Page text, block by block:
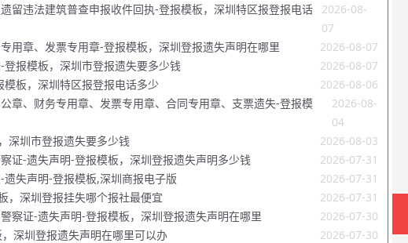
留违法建筑普查申报收件回执-登报模板，深圳特区报登报电话
2026-08-
07
用章、发票专用章-登报模板，深圳登报遗失声明在哪里
2026-08-07
登报模板，深圳市登报遗失要多少钱
2026-08-07
模板，深圳特区报登报电话多少
2026-08-06
章、财务专用章、发票专用章、合同专用章、支票遗失-登报模
2026-08-
04
深圳市登报遗失要多少钱
2026-08-03
证-遗失声明-登报模板，深圳登报遗失声明多少钱
2026-07-31
失声明-登报模板,深圳商报电子版
2026-07-31
，深圳登报挂失哪个报社最便宜
2026-07-31
察证-遗失声明-登报模板，深圳登报遗失声明在哪里
2026-07-30
深圳登报遗失声明在哪里可以办
2026-07-30